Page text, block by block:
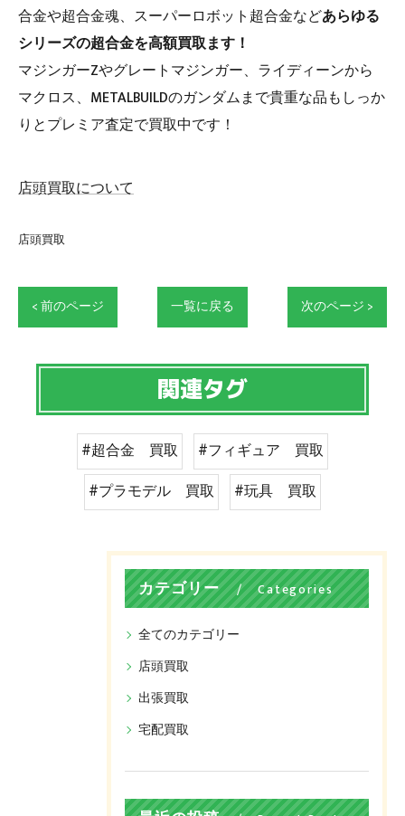
合金や超合金魂、スーパーロボット超合金などあらゆる
シリーズの超合金を高額買取ます！
マジンガーZやグレートマジンガー、ライディーンから
マクロス、METALBUILDのガンダムまで貴重な品もしっか
りとプレミア査定で買取中です！
店頭買取について
店頭買取
< 前のページ 一覧に戻る 次のページ >
関連タグ
#超合金 買取
#フィギュア 買取
#プラモデル 買取
#玩具 買取
カテゴリー Categories
全てのカテゴリー
店頭買取
出張買取
宅配買取